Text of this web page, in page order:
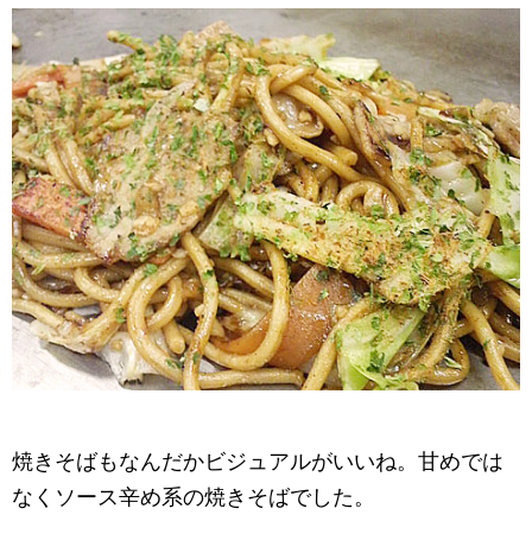
焼きそばもなんだかビジュアルがいいね。甘めでは
なくソース辛め系の焼きそばでした。